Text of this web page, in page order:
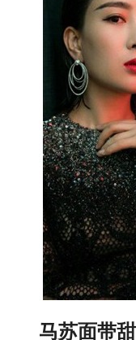
马苏面带甜